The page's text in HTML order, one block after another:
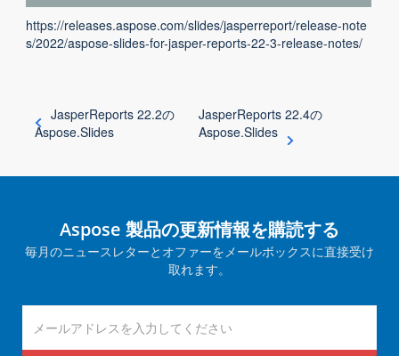
https://releases.aspose.com/slides/jasperreport/release-note
s/2022/aspose-slides-for-jasper-reports-22-3-release-notes/
JasperReports 22.2の
Aspose.Slides
JasperReports 22.4の
Aspose.Slides
Aspose 製品の更新情報を購読する
毎月のニュースレターとオファーをメールボックスに直接受け
取れます。